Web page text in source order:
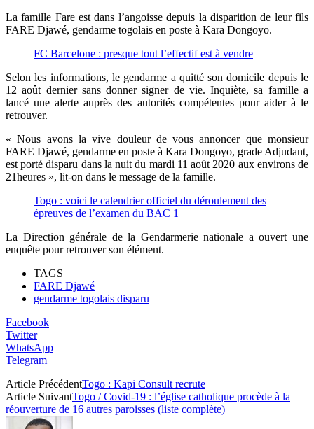
La famille Fare est dans l’angoisse depuis la disparition de leur fils
FARE Djawé, gendarme togolais en poste à Kara Dongoyo.
FC Barcelone : presque tout l’effectif est à vendre
Selon les informations, le gendarme a quitté son domicile depuis le
12 août dernier sans donner signer de vie. Inquiète, sa famille a
lancé une alerte auprès des autorités compétentes pour aider à le
retrouver.
« Nous avons la vive douleur de vous annoncer que monsieur
FARE Djawé, gendarme en poste à Kara Dongoyo, grade Adjudant,
est porté disparu dans la nuit du mardi 11 août 2020 aux environs de
21heures », lit-on dans le message de la famille.
Togo : voici le calendrier officiel du déroulement des
épreuves de l’examen du BAC 1
La Direction générale de la Gendarmerie nationale a ouvert une
enquête pour retrouver son élément.
TAGS
FARE Djawé
gendarme togolais disparu
Facebook
Twitter
WhatsApp
Telegram
Article PrécédentTogo : Kapi Consult recrute
Article SuivantTogo / Covid-19 : l’église catholique procède à la
réouverture de 16 autres paroisses (liste complète)